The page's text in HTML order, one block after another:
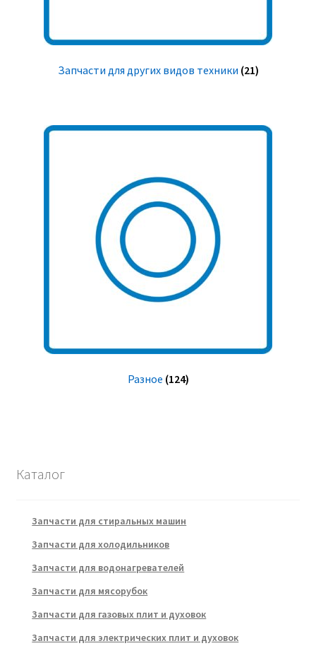
Запчасти для других видов техники (21)
Разное (124)
Каталог
Запчасти для стиральных машин
Запчасти для холодильников
Запчасти для водонагревателей
Запчасти для мясорубок
Запчасти для газовых плит и духовок
Запчасти для электрических плит и духовок